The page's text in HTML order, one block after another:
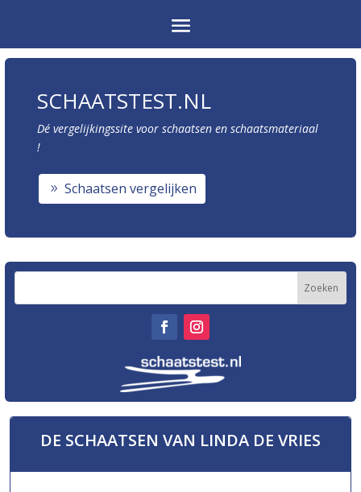
SCHAATSTEST.NL
Dé vergelijkingssite voor schaatsen en schaatsmateriaal
!
Schaatsen vergelijken
DE SCHAATSEN VAN LINDA DE VRIES